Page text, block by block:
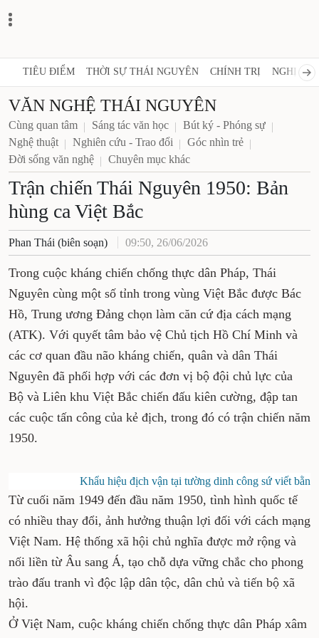
TIÊU ĐIỂM THỜI SỰ THÁI NGUYÊN CHÍNH TRỊ NGHỊ
VĂN NGHỆ THÁI NGUYÊN
Cùng quan tâm
Sáng tác văn học
Bút ký - Phóng sự
Nghệ thuật
Nghiên cứu - Trao đổi
Góc nhìn trẻ
Đời sống văn nghệ
Chuyên mục khác
Trận chiến Thái Nguyên 1950:
Bản hùng ca Việt Bắc
Phan Thái (biên soạn) 09:50, 26/06/2026
Trong cuộc kháng chiến chống thực dân Pháp,
Thái Nguyên cùng một số tỉnh trong vùng Việt
Bắc được Bác Hồ, Trung ương Đảng chọn làm
căn cứ địa cách mạng (ATK). Với quyết tâm bảo
vệ Chủ tịch Hồ Chí Minh và các cơ quan đầu não
kháng chiến, quân và dân Thái Nguyên đã phối
hợp với các đơn vị bộ đội chủ lực của Bộ và Liên
khu Việt Bắc chiến đấu kiên cường, đập tan các
chiến năm 1950.
Khẩu hiệu địch vận tại tường dinh công sứ viết
Từ cuối năm 1949 đến đầu năm 1950, tình hình
quốc tế có nhiều thay đổi, ảnh hưởng thuận lợi
đối với cách mạng Việt Nam. Hệ thống xã hội
chủ nghĩa được mở rộng và nối liền từ Âu sang
Á, tạo chỗ dựa vững chắc cho phong trào đấu